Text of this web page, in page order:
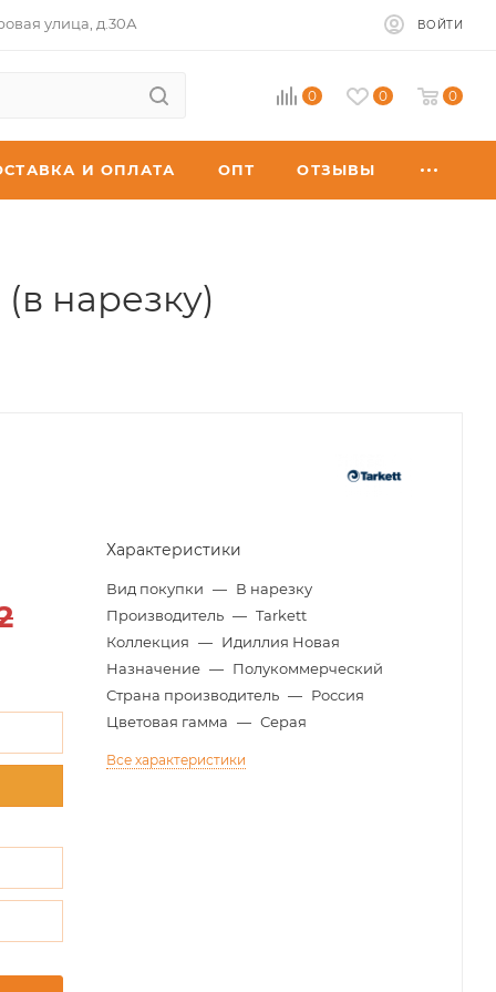
улица, д.30А ВОЙТИ
0 0 0
И ОПЛАТА ОПТ ОТЗЫВЫ
нарезку)
Характеристики
Вид покупки — В нарезку
Производитель — Tarkett
Коллекция — Идиллия Новая
Назначение — Полукоммерческий
Страна производитель — Россия
Цветовая гамма — Серая
Все характеристики